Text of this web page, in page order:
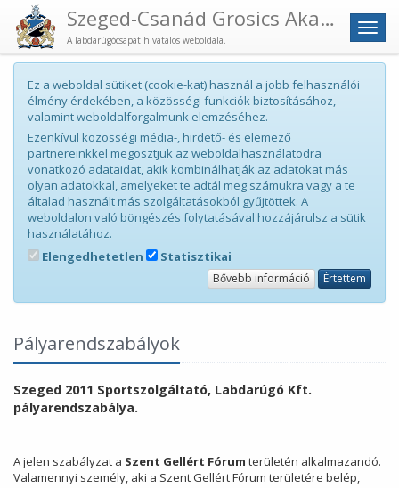
Menü
Szeged-Csanád Grosics Akadémia
A labdarúgócsapat hivatalos weboldala.
Ez a weboldal sütiket (cookie-kat) használ a jobb felhasználói
élmény érdekében, a közösségi funkciók biztosításához,
valamint weboldalforgalmunk elemzéséhez.
Ezenkívül közösségi média-, hirdető- és elemező
partnereinkkel megosztjuk az weboldalhasználatodra
vonatkozó adataidat, akik kombinálhatják az adatokat más
olyan adatokkal, amelyeket te adtál meg számukra vagy a te
általad használt más szolgáltatásokból gyűjtöttek. A
weboldalon való böngészés folytatásával hozzájárulsz a sütik
használatához.
Elengedhetetlen
Statisztikai
Bővebb információ Értettem
Pályarendszabályok
Szeged 2011 Sportszolgáltató, Labdarúgó Kft.
pályarendszabálya.
A jelen szabályzat a Szent Gellért Fórum területén alkalmazandó.
Valamennyi személy, aki a Szent Gellért Fórum területére belép,